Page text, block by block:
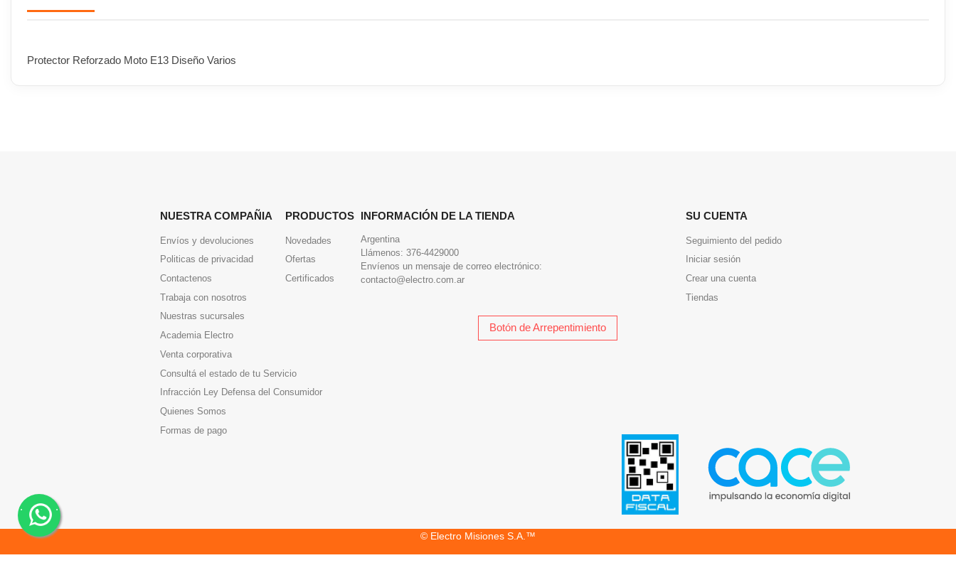
Protector Reforzado Moto E13 Diseño Varios
NUESTRA COMPAÑIA
Envíos y devoluciones
Politicas de privacidad
Contactenos
Trabaja con nosotros
Nuestras sucursales
Academia Electro
Venta corporativa
Consultá el estado de tu Servicio
Infracción Ley Defensa del Consumidor
Quienes Somos
Formas de pago
PRODUCTOS
Novedades
Ofertas
Certificados
INFORMACIÓN DE LA TIENDA
Argentina
Llámenos: 376-4429000
Envíenos un mensaje de correo electrónico:
contacto@electro.com.ar
SU CUENTA
Seguimiento del pedido
Iniciar sesión
Crear una cuenta
Tiendas
Botón de Arrepentimiento
© Electro Misiones S.A.™
. .